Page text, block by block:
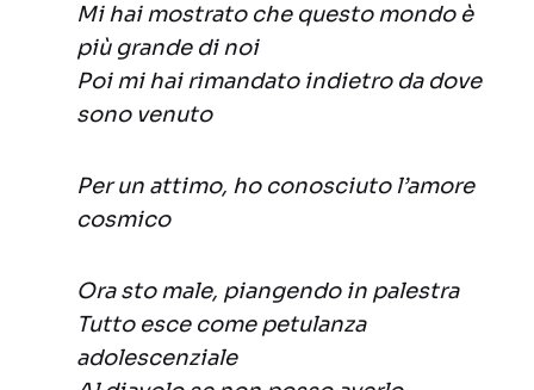
Mi hai mostrato che questo mondo è
più grande di noi
Poi mi hai rimandato indietro da dove
sono venuto
Per un attimo, ho conosciuto l’amore
cosmico
Ora sto male, piangendo in palestra
Tutto esce come petulanza
adolescenziale